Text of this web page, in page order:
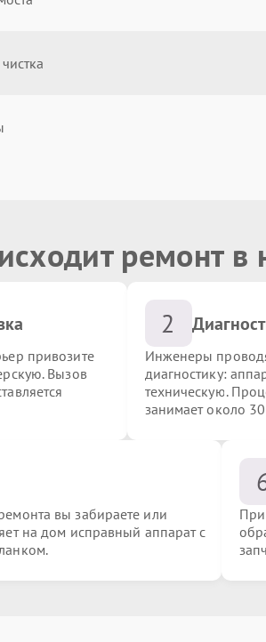
(SSD, HDD)
с жесткого диска
ремонт
привозите
Вызов
2
Инженеры
диагностику:
техническую.
занимает около
вы забираете или
на дом исправный аппарат с
При